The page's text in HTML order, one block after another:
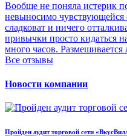
Вообще не поняла истерик
невыносимо чувствующейся
сладковат и ничего
привычки просто кидаться
много часов. Размешивается
Все отзывы
Новости компании
Пройден аудит торговой сети